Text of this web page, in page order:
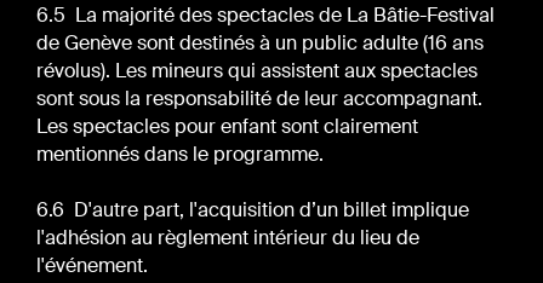
6.5 La majorité des spectacles de La Bâtie-Festival
de Genève sont destinés à un public adulte (16 ans
révolus). Les mineurs qui assistent aux spectacles
sont sous la responsabilité de leur accompagnant.
Les spectacles pour enfant sont clairement
mentionnés dans le programme.
6.6 D'autre part, l'acquisition d’un billet implique
l'adhésion au règlement intérieur du lieu de
l'événement.